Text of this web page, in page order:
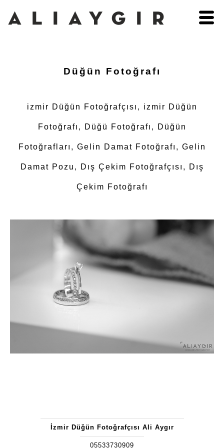
Düğün Fotoğrafı
izmir Düğün Fotoğrafçısı, izmir Düğün
Fotoğrafı, Düğü Fotoğrafı, Düğün
Fotoğrafları, Gelin Damat Fotoğrafı, Gelin
Damat Pozu, Dış Çekim Fotoğrafçısı, Dış
Çekim Fotoğrafı
İzmir Düğün Fotoğrafçısı Ali Aygır
05533730909